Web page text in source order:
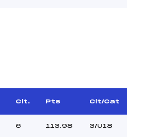
Clt. Pts Clt/Cat
6 113.98 3/U18